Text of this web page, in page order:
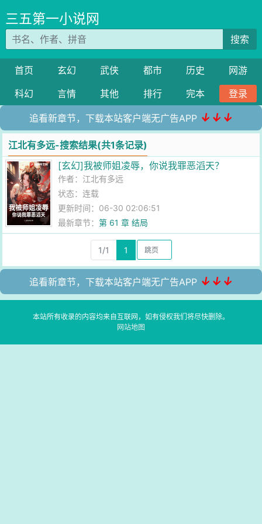
三五第一小说网
搜索
首页 玄幻 武侠 都市 历史
网游
科幻
言情 其他 排行 完本 登录
追看新章节，下载本站客户端无广告APP ↓↓↓
江北有多远-搜索结果(共1条记录)
[玄幻]我被师姐凌辱，你说我罪恶滔天？
作者： 江北有多远
状态：连载
更新时间：06-30 02:06:51
最新章节：第 61 章 结局
1/1 1
追看新章节，下载本站客户端无广告APP ↓↓↓
本站所有收录的内容均来自互联网，如有侵权我们将尽快删除。
网站地图